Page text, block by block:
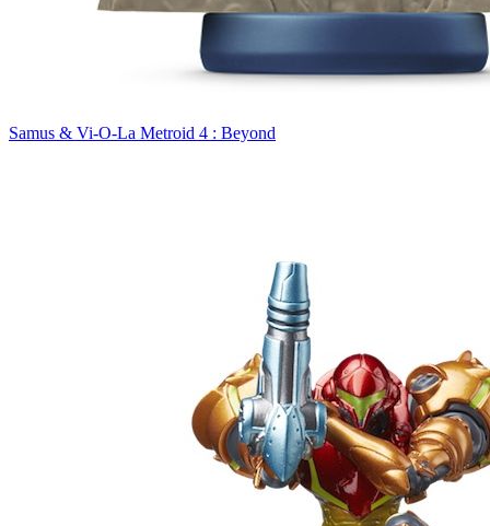
Samus & Vi-O-La Metroid 4 : Beyond